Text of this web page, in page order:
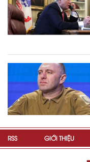
RSS GIỚI THIỆU